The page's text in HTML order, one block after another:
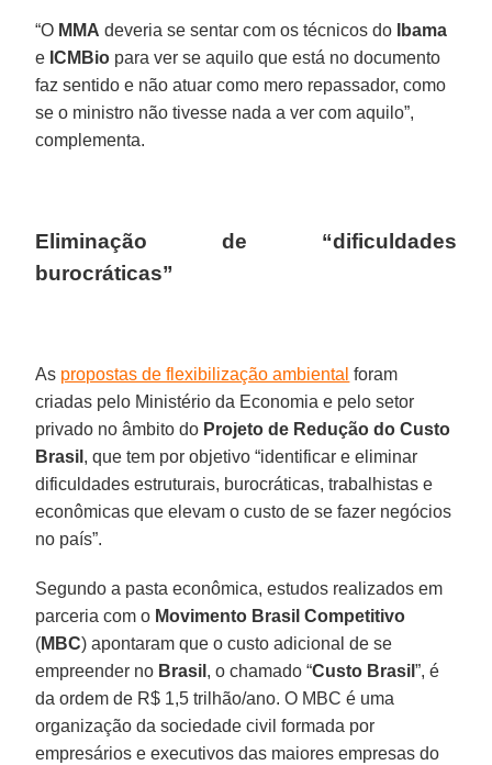
“O MMA deveria se sentar com os técnicos do
Ibama
e ICMBio para ver se aquilo que está no documento
faz sentido e não atuar como mero repassador, como
se o ministro não tivesse nada a ver com aquilo”,
complementa.
Eliminação de “dificuldades
burocráticas”
As propostas de flexibilização ambiental foram
criadas pelo Ministério da Economia e pelo setor
privado no âmbito do Projeto de Redução do Custo
Brasil , que tem por objetivo “identificar e eliminar
dificuldades estruturais, burocráticas, trabalhistas e
econômicas que elevam o custo de se fazer negócios
no país”.
Segundo a pasta econômica, estudos realizados em
parceria com o Movimento Brasil Competitivo
(MBC) apontaram que o custo adicional de se
empreender no Brasil , o chamado “Custo Brasil”, é
da ordem de R$ 1,5 trilhão/ano. O MBC é uma
organização da sociedade civil formada por
empresários e executivos das maiores empresas do